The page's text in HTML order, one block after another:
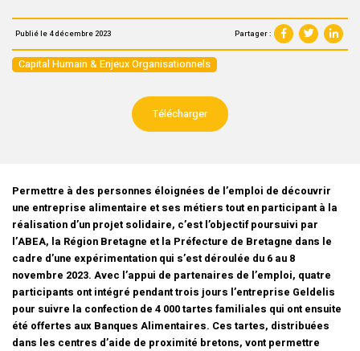
Publié le 4 décembre 2023 Partager :
Capital Humain & Enjeux Organisationnels
Télécharger
Permettre à des personnes éloignées de l’emploi de découvrir
une entreprise alimentaire et ses métiers tout en participant à la
réalisation d’un projet solidaire, c’est l’objectif poursuivi par
l’ABEA, la Région Bretagne et la Préfecture de Bretagne dans le
cadre d’une expérimentation qui s’est déroulée du 6 au 8
novembre 2023. Avec l’appui de partenaires de l’emploi, quatre
participants ont intégré pendant trois jours l’entreprise Geldelis
pour suivre la confection de 4 000 tartes familiales qui ont ensuite
été offertes aux Banques Alimentaires. Ces tartes, distribuées
dans les centres d’aide de proximité bretons, vont permettre